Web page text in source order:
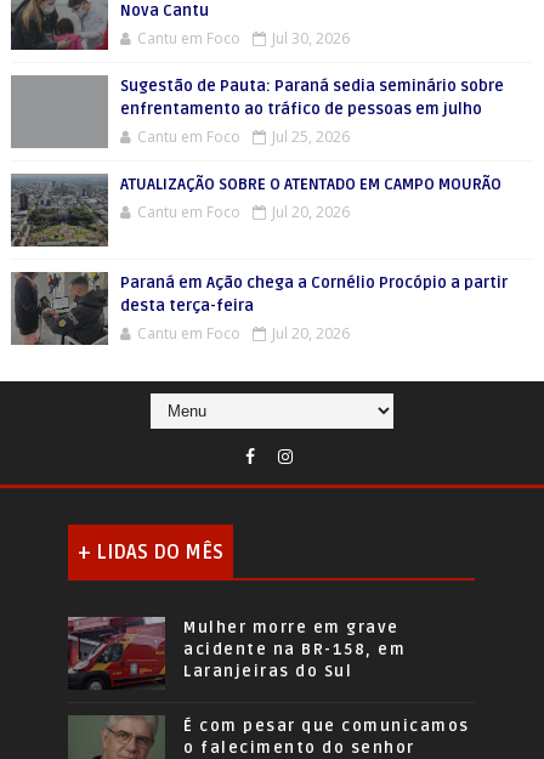
Nova Cantu
Cantu em Foco Jul 30, 2026
Sugestão de Pauta: Paraná sedia seminário sobre
enfrentamento ao tráfico de pessoas em julho
Cantu em Foco Jul 25, 2026
ATUALIZAÇÃO SOBRE O ATENTADO EM CAMPO MOURÃO
Cantu em Foco Jul 20, 2026
Paraná em Ação chega a Cornélio Procópio a partir
desta terça-feira
Cantu em Foco Jul 20, 2026
+ LIDAS DO MÊS
Mulher morre em grave
acidente na BR-158, em
Laranjeiras do Sul
É com pesar que comunicamos
o falecimento do senhor